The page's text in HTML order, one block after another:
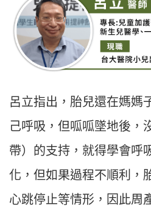
呂立指出，胎兒還在媽媽
己呼吸，但呱呱墜地後，
帶）的支持，就得學會呼
化，但如果過程不順利，
心跳停止等情形，因此周